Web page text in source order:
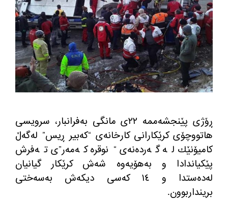
ڕۆژی پێنجشه‌ممه‌ ٢٢ی مانگی به‌فرانبار، سرویسی
هاتووچۆی كرێكارانی كارخانه‌ی “كه‌بیر ڕیس” له‌گه‌ڵ
كامیۆنێك له‌ گه‌رده‌نه‌ی “نوقره‌ كه‌مه‌ر”ی ته‌فرش
پێكیاندادا و به‌هۆیه‌وه‌ شه‌ش كرێكار گیانیان
له‌ده‌ستدا و ١٤ كه‌سی دیكه‌ش به‌سه‌ختی
برینداربوون.